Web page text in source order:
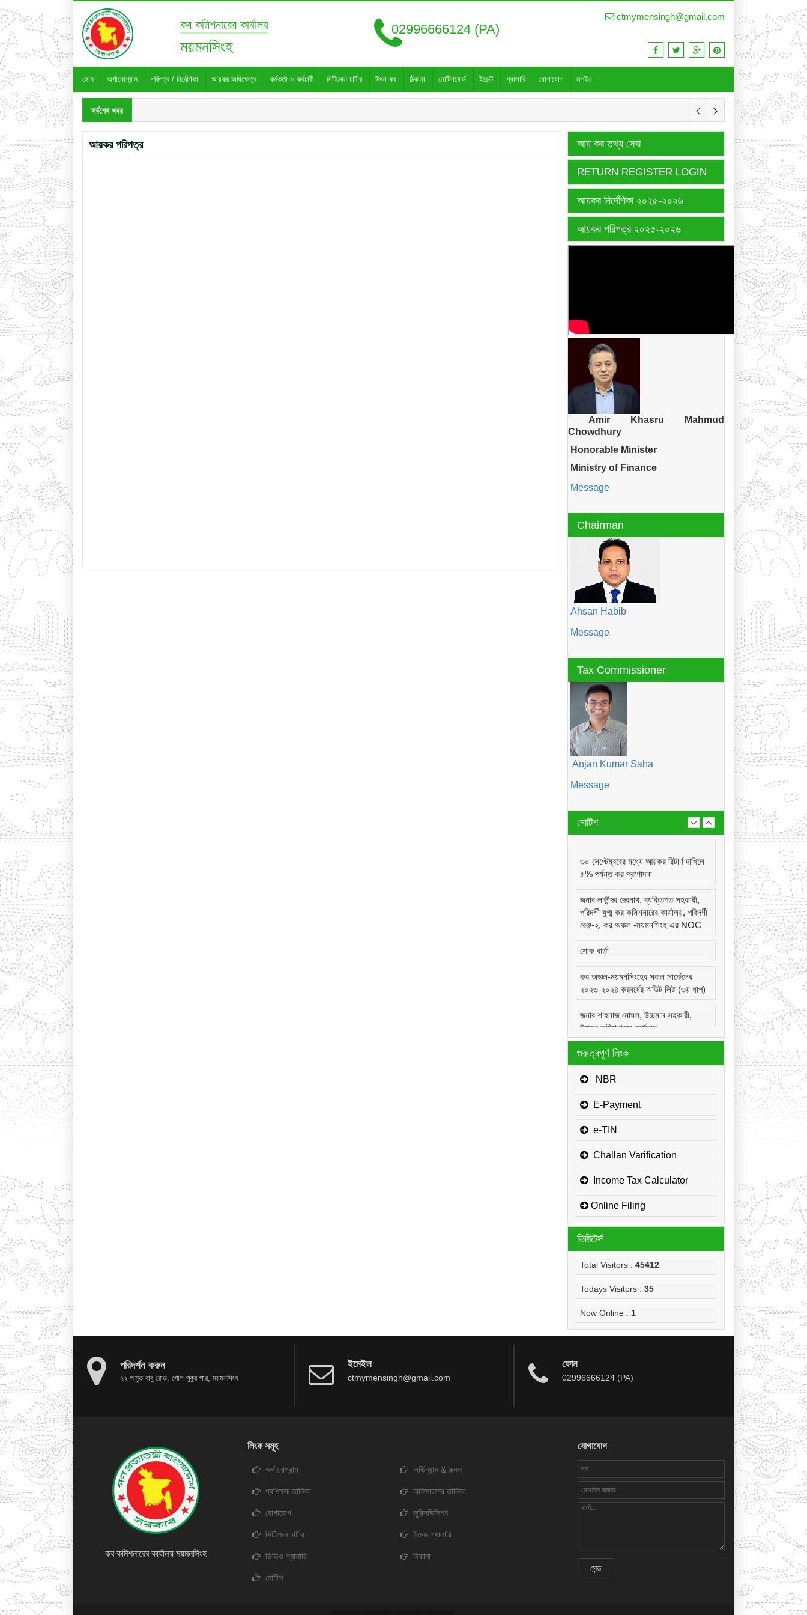
কর কমিশনারের কার্যালয়
ময়মনসিংহ
02996666124 (PA)
ctmymensingh@gmail.com
হোম অর্গানোগ্রাম পরিপত্র / নির্দেশিকা আয়কর অধিক্ষেত্র কর্মকর্তা ও কর্মচারী সিটিজেন চার্টার উৎস কর ঠিকানা নোটিশবোর্ড ইভেন্ট গ্যালারি যোগাযোগ লগইন
সর্বশেষ খবর
আয়কর পরিপত্র আয় কর তথ্য সেবা
RETURN REGISTER LOGIN
আয়কর নির্দেশিকা ২০২৫-২০২৬
আয়কর পরিপত্র ২০২৫-২০২৬
Amir Khasru Mahmud
Chowdhury
Honorable Minister
Ministry of Finance
Message
Chairman
Ahsan Habib
Message
Tax Commissioner
Anjan Kumar Saha
Message
নোটিশ
৩০ সেপ্টেম্বরের মধ্যে আয়কর রিটার্ণ দাখিলে
৫% পর্যন্ত কর প্রণোদনা
জনাব লক্ষীন্দর দেবনাথ, ব্যক্তিগত সহকারী,
পরিদর্শী যুগ্ম কর কমিশনারের কার্যালয়, পরিদর্শী
রেঞ্জ-২, কর অঞ্চল -ময়মনসিংহ এর NOC
শোক বার্তা
কর অঞ্চল-ময়মনসিংহের সকল সার্কেলের
২০২৩-২০২৪ করবর্ষের অডিট লিষ্ট (৩য় ধাপ)
জনাব শাহনাজ মোঘল, উচ্চমান সহকারী,
উপকর কমিশনারের কার্যালয়,
সার্কেল-২২(দূর্গাপুর), কর অঞ্চল -ময়মনসিংহ
এর NOC
জনাব মোঃ হাবিবুর রহমান, প্রধান সহকারী,
সার্কেল-১(কোম্পানীজ), কর অঞ্চল
কাম-কম্পিউটার অপারেটর, উপকর কমিশনারের
-ময়মনসিংহ এর NOC
গুরুত্বপূর্ণ লিংক
NBR
E-Payment
e-TIN
Challan Varification
Income Tax Calculator
Online Filing
ভিজিটর্স
Total Visitors : 45412
Todays Visitors : 35
Now Online : 1
পরিদর্শন করুন
২২ অমৃত বাবু রোড, গোল পুকুর পার, ময়মনসিংহ
ইমেইল
ctmymensingh@gmail.com
ফোন
02996666124 (PA)
কর কমিশনারের কার্যালয় ময়মনসিংহ
লিংক সমূহ
অর্গানোগ্রাম অর্ডিন্যান্স & রুলস
প্রশিক্ষক তালিকা অফিসারদের তালিকা
যোগাযোগ জুরিসডিসিশন
সিটিজেন চার্টার ইমেজ গ্যালারি
ভিডিও গ্যালারি ঠিকানা
নোটিশ
যোগাযোগ